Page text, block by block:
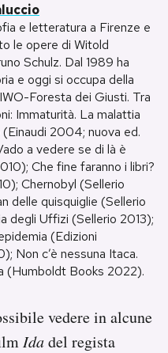
Ok Boomer!
Media
Europa
Altrecose
Mondiali calcio 2026
e letteratura a Firenze e
le opere di Witold
Schulz. Dal 1989 ha
e oggi si occupa della
Foresta dei Giusti. Tra
Immaturità. La malattia
2004; nuova ed.
a vedere se di là è
Che fine faranno i libri?
Chernobyl (Sellerio
delle quisquiglie (Sellerio
degli Uffizi (Sellerio 2013);
(Edizioni
Non c’è nessuna Itaca.
(Humboldt Books 2022).
vedere in alcune
Idadel regista